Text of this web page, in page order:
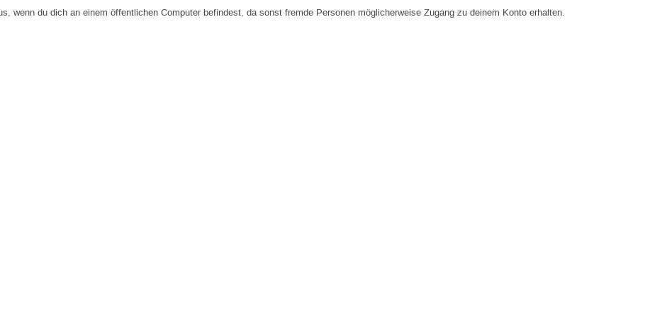
wenn du dich an einem öffentlichen Computer befindest, da sonst fremde Personen möglicherweise Zugang zu deinem Konto erhalten.